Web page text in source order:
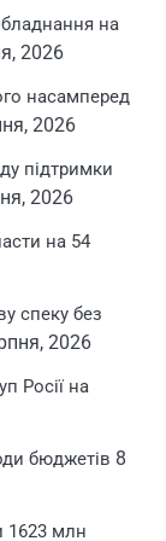
на
2026
насамперед
2026
підтримки
2026
на 54
спеку без
2026
Росії на
бюджетів 8
1623 млн